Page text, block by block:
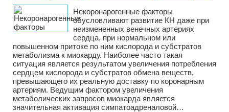
Некоронарогенные факторы
обусловливают развитие КН даже при
неизмененных венечных артериях
сердца, при нормальном или
повышенном притоке по ним кислорода и субстратов
метаболизма к миокарду. Наиболее часто такая
ситуация является результатом увеличения потребления
сердцем кислорода и субстратов обмена веществ,
превышающего их реальную доставку по коронарным
артериям. Ведущим фактором увеличения
метаболических запросов миокарда является
значительная активация симпатоадреналовой…